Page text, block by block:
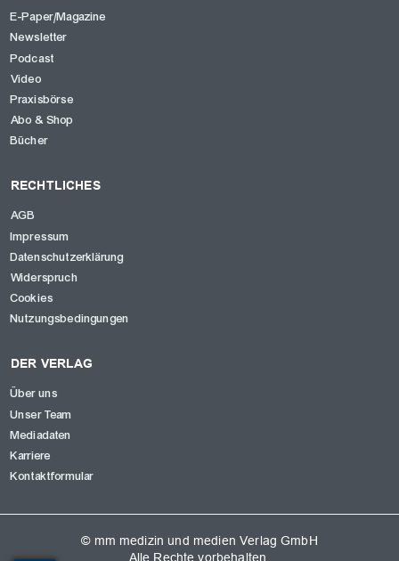
E-Paper/Magazine
Newsletter
Podcast
Video
Praxisbörse
Abo & Shop
Bücher
RECHTLICHES
AGB
Impressum
Datenschutzerklärung
Widerspruch
Cookies
Nutzungsbedingungen
DER VERLAG
Über uns
Unser Team
Mediadaten
Karriere
Kontaktformular
© mm medizin und medien Verlag GmbH
Alle Rechte vorbehalten.